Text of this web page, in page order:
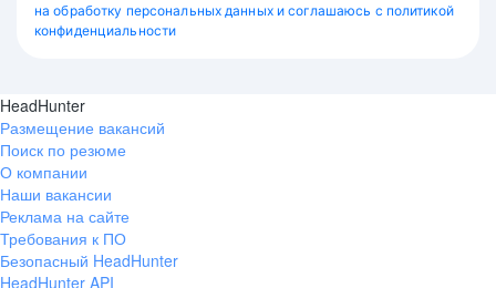
на обработку персональных данных и соглашаюсь с политикой
конфиденциальности
HeadHunter
Размещение вакансий
Поиск по резюме
О компании
Наши вакансии
Реклама на сайте
Требования к ПО
Безопасный HeadHunter
HeadHunter API